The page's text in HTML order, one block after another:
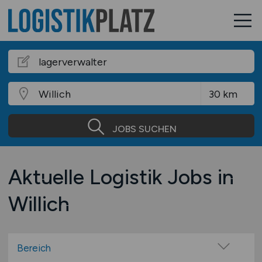
JOBS SUCHEN
Aktuelle Logistik Jobs in
Willich
Bereich